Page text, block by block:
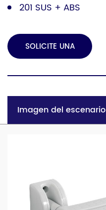
201 SUS + ABS
SOLICITE UNA
COTIZACIÓN
Imagen del escenario